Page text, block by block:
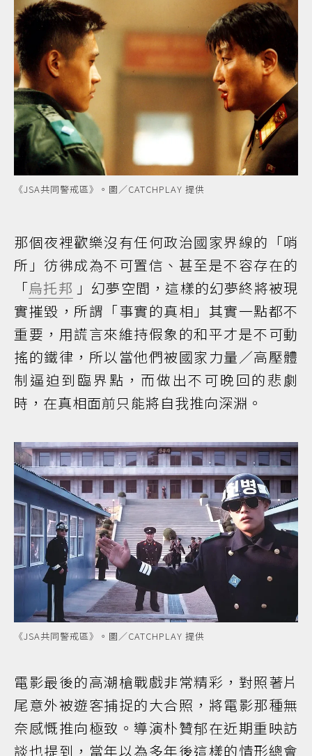
《JSA共同警戒區》。圖／CATCHPLAY 提供
那個夜裡歡樂沒有任何政治國家界線的「哨
所」彷彿成為不可置信、甚至是不容存在的
「烏托邦 」幻夢空間，這樣的幻夢終將被現
實摧毀，所謂「事實的真相」其實一點都不
重要，用謊言來維持假象的和平才是不可動
搖的鐵律，所以當他們被國家力量／高壓體
制逼迫到臨界點，而做出不可晚回的悲劇
時，在真相面前只能將自我推向深淵。
《JSA共同警戒區》。圖／CATCHPLAY 提供
電影最後的高潮槍戰戲非常精彩，對照著片
尾意外被遊客捕捉的大合照，將電影那種無
奈感慨推向極致。導演朴贊郁在近期重映訪
談也提到，當年以為多年後這樣的情形總會